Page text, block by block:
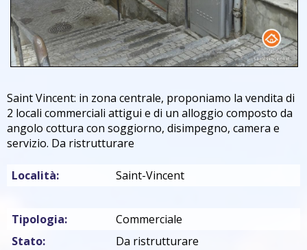
Saint Vincent: in zona centrale, proponiamo la vendita di
2 locali commerciali attigui e di un alloggio composto da
angolo cottura con soggiorno, disimpegno, camera e
servizio. Da ristrutturare
Località: Saint-Vincent
Tipologia:
Commerciale
Stato:
Da ristrutturare